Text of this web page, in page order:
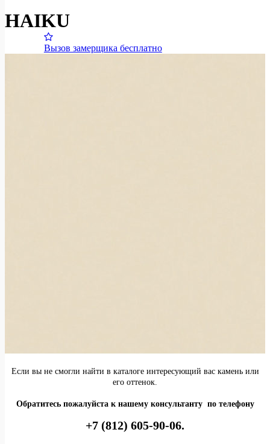
HAIKU
Вызов замерщика бесплатно
Если вы не смогли найти в каталоге интересующий вас камень или
его оттенок.
Обратитесь пожалуйста к нашему консультанту по телефону
+7 (812) 605-90-06.